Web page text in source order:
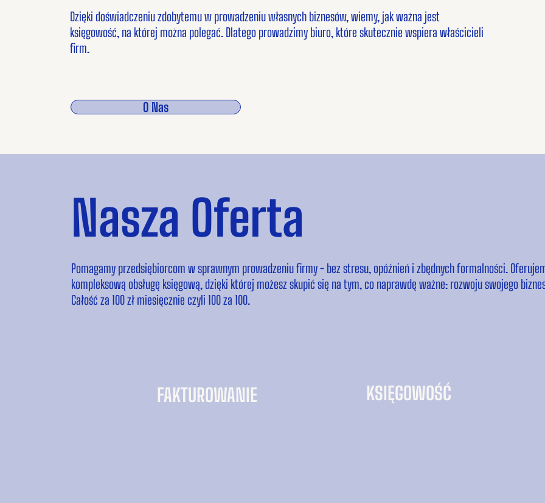
Dzięki doświadczeniu zdobytemu w prowadzeniu własnych biznesów, wiemy, jak ważna jest
księgowość, na której można polegać. Dlatego prowadzimy biuro, które skutecznie wspiera właścicieli
firm.
O Nas
Nasza Oferta
Pomagamy przedsiębiorcom w sprawnym prowadzeniu firmy - bez stresu, opóźnień i zbędnych formalności.
kompleksową obsługę księgową, dzięki której możesz skupić się na tym, co naprawdę ważne: rozwoju swojego
Całość za 100 zł miesięcznie czyli 100 za 100.
FAKTUROWANIE KSIĘGOWOŚĆ